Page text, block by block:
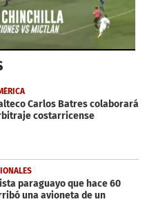
Carlos Batres colaborará
costarricense
paraguayo que hace 60
una avioneta de un